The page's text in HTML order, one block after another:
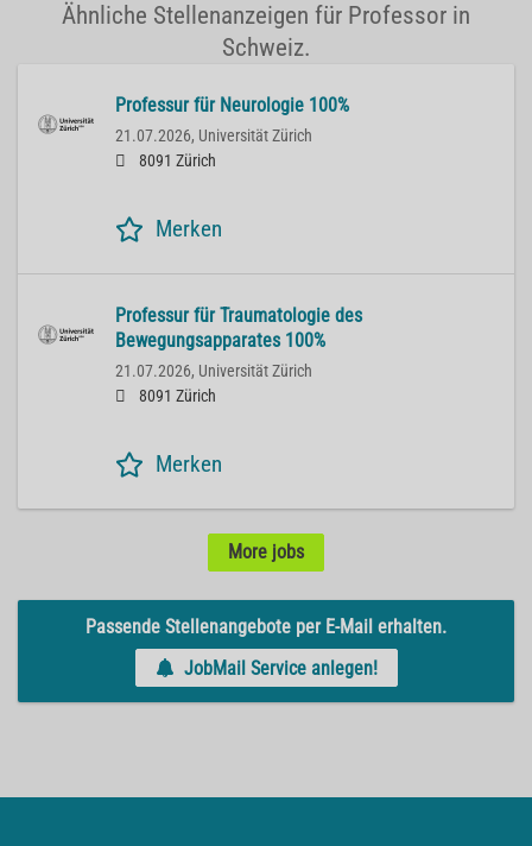
Ähnliche Stellenanzeigen für Professor in
Schweiz.
Professur für Neurologie 100%
21.07.2026, Universität Zürich
8091 Zürich
Merken
Professur für Traumatologie des
Bewegungsapparates 100%
21.07.2026, Universität Zürich
8091 Zürich
Merken
More jobs
Passende Stellenangebote per E-Mail erhalten.
JobMail Service anlegen!